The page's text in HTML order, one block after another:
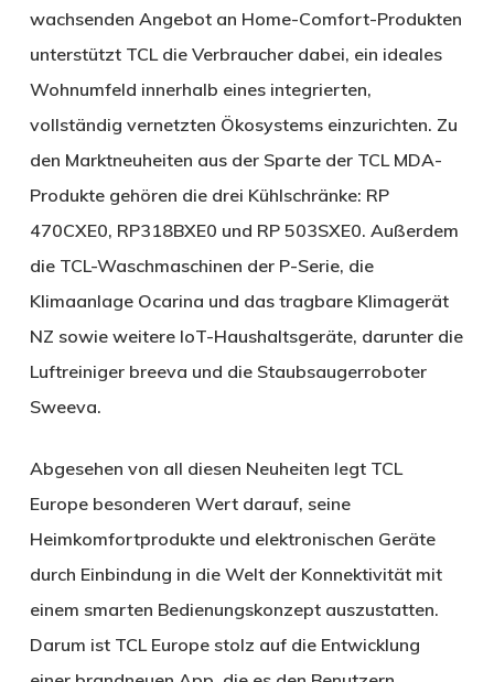
wachsenden Angebot an Home-Comfort-Produkten
unterstützt TCL die Verbraucher dabei, ein ideales
Wohnumfeld innerhalb eines integrierten,
vollständig vernetzten Ökosystems einzurichten. Zu
den Marktneuheiten aus der Sparte der TCL MDA-
Produkte gehören die drei Kühlschränke: RP
470CXE0, RP318BXE0 und RP 503SXE0. Außerdem
die TCL-Waschmaschinen der P-Serie, die
Klimaanlage Ocarina und das tragbare Klimagerät
NZ sowie weitere IoT-Haushaltsgeräte, darunter die
Luftreiniger breeva und die Staubsaugerroboter
Sweeva.
Abgesehen von all diesen Neuheiten legt TCL
Europe besonderen Wert darauf, seine
Heimkomfortprodukte und elektronischen Geräte
durch Einbindung in die Welt der Konnektivität mit
einem smarten Bedienungskonzept auszustatten.
Darum ist TCL Europe stolz auf die Entwicklung